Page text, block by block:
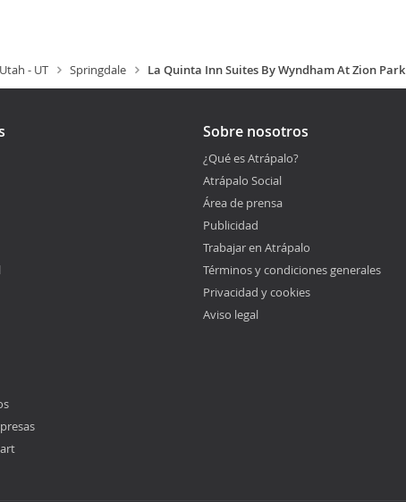
Utah - UT Springdale La Quinta Inn Suites By Wyndham At Zion Park
Sobre nosotros
¿Qué es Atrápalo?
Atrápalo Social
Área de prensa
Publicidad
Trabajar en Atrápalo
Términos y condiciones generales
Privacidad y cookies
Aviso legal